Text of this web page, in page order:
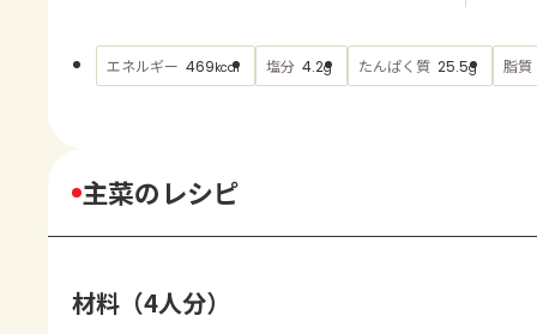
エネルギー 469kcal 塩分 4.2g たんぱく質 25.5g 脂質
主菜のレシピ
材料（4人分）